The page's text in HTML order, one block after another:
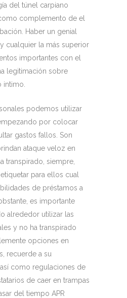
del túnel carpiano
complemento de el
Haber un genial
cualquier la más superior
importantes con el
legitimación sobre
intimo.
podemos utilizar
por colocar
gastos fallos. Son
ataque veloz en
transpirado, siempre,
para ellos cual
de préstamos a
es importante
alrededor utilizar las
y no ha transpirado
opciones en
recuerde a su
como regulaciones de
de caer en trampas
del tiempo APR